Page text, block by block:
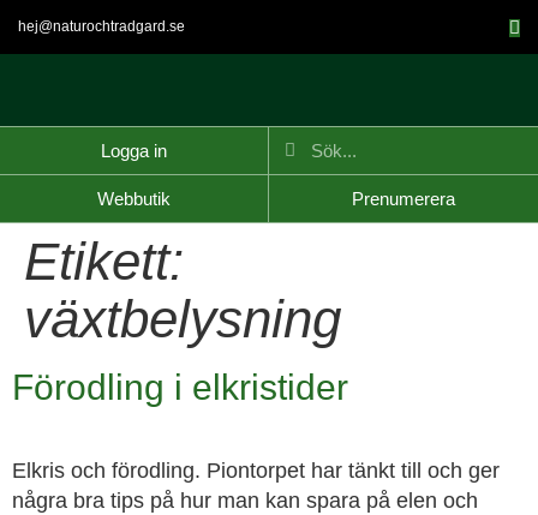
hej@naturochtradgard.se
Logga in
Webbutik Prenumerera
Etikett:
växtbelysning
Förodling i elkristider
Elkris och förodling. Piontorpet har tänkt till och ger
några bra tips på hur man kan spara på elen och